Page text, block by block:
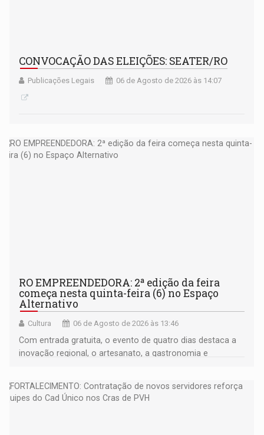
CONVOCAÇÃO DAS ELEIÇÕES: SEATER/RO
Publicações Legais 06 de Agosto de 2026 às 14:07
RO EMPREENDEDORA: 2ª edição da feira
começa nesta quinta-feira (6) no Espaço
Alternativo
Cultura 06 de Agosto de 2026 às 13:46
Com entrada gratuita, o evento de quatro dias destaca a
inovação regional, o artesanato, a gastronomia e